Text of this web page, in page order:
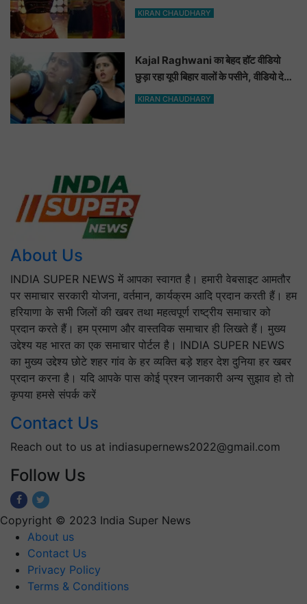
ललचाया, यूट्यूब पर छाया Hot Dance
KIRAN CHAUDHARY
Kajal Raghwani का बेहद हॉट वीडियो
छुड़ा रहा यूपी बिहार वालों के पसीने, वीडियो देख
आप भी हो जाओगे बेकाबू
KIRAN CHAUDHARY
About Us
INDIA SUPER NEWS में आपका स्वागत है। हमारी वेबसाइट आमतौर
पर समाचार सरकारी योजना, वर्तमान, कार्यक्रम आदि प्रदान करती हैं। हम
हरियाणा के सभी जिलों की खबर तथा महत्वपूर्ण राष्ट्रीय समाचार को
प्रदान करते हैं। हम प्रमाण और वास्तविक समाचार ही लिखते हैं। मुख्य
उद्देश्य यह भारत का एक समाचार पोर्टल है। INDIA SUPER NEWS
का मुख्य उद्देश्य छोटे शहर गांव के हर व्यक्ति बड़े शहर देश दुनिया हर खबर
प्रदान करना है। यदि आपके पास कोई प्रश्न जानकारी अन्य सुझाव हो तो
कृपया हमसे संपर्क करें
Contact Us
Reach out to us at indiasupernews2022@gmail.com
Follow Us
Copyright © 2023 India Super News
About us
Contact Us
Privacy Policy
Terms & Conditions